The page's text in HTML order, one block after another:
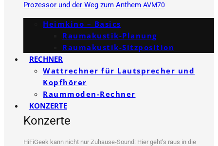
Prozessor und der Weg zum Anthem AVM70
Heimkino – Basics
Raumakustik-Planung
Raumakustik-Sitzposition
RECHNER
Wattrechner für Lautsprecher und
Kopfhörer
Raummoden-Rechner
KONZERTE
Konzerte
HiFi­Ge­ek kann nicht nur Zuhau­se-Sound: Hier geht’s raus in die